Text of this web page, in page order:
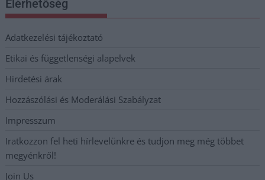
Elérhetőség
Adatkezelési tájékoztató
Etikai és függetlenségi alapelvek
Hirdetési árak
Hozzászólási és Moderálási Szabályzat
Impresszum
Iratkozzon fel heti hírlevelünkre és tudjon meg még többet
megyénkről!
Join Us